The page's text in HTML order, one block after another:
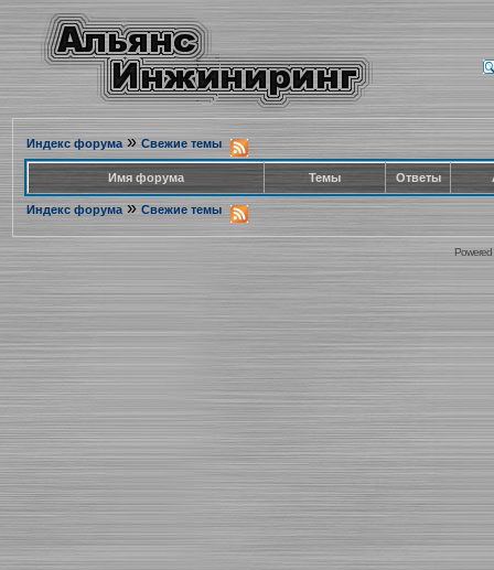
Индекс форума» Свежие темы
Имя форума Темы Ответы
Индекс форума » Свежие темы